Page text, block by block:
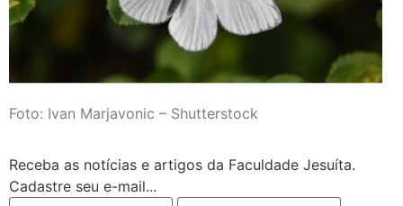
Foto: Ivan Marjavonic – Shutterstock
Receba as notícias e artigos da Faculdade Jesuíta.
Cadastre seu e-mail...